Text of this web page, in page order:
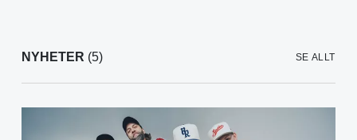
NYHETER (5) SE ALLT